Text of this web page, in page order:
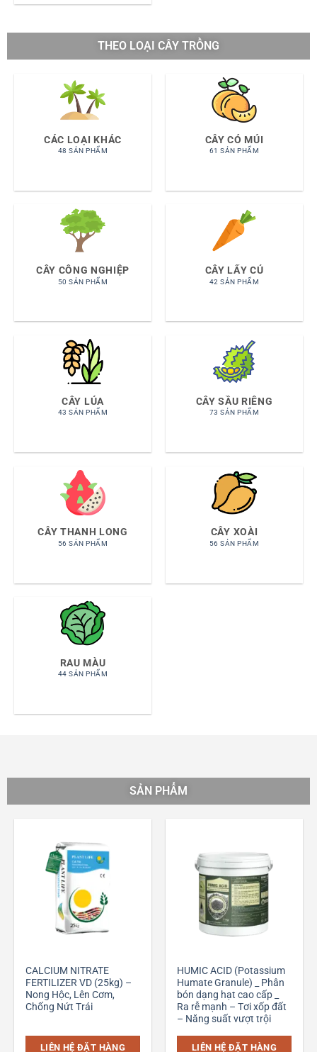
THEO LOẠI CÂY TRỒNG
CÁC LOẠI KHÁC
48 SẢN PHẨM
CÂY CÓ MÚI
61 SẢN PHẨM
CÂY CÔNG NGHIỆP
50 SẢN PHẨM
CÂY LẤY CỦ
42 SẢN PHẨM
CÂY LÚA
43 SẢN PHẨM
CÂY SẦU RIÊNG
73 SẢN PHẨM
CÂY THANH LONG
56 SẢN PHẨM
CÂY XOÀI
56 SẢN PHẨM
RAU MÀU
44 SẢN PHẨM
SẢN PHẨM
CALCIUM NITRATE
FERTILIZER VD (25kg) –
Nong Hộc, Lên Cơm,
Chống Nứt Trái
LIÊN HỆ ĐẶT HÀNG
HUMIC ACID (Potassium
Humate Granule) _ Phân
bón dạng hạt cao cấp _
Ra rễ mạnh – Tơi xốp đất
– Năng suất vượt trội
LIÊN HỆ ĐẶT HÀNG